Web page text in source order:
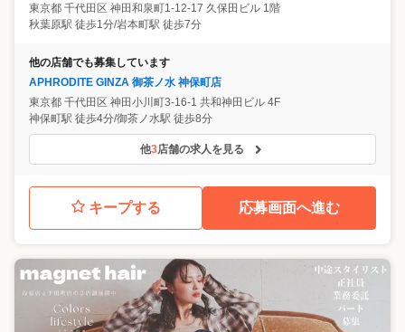
東京都 千代田区 神田和泉町1-12-17 久保田ビル 1階
秋葉原駅 徒歩1分/岩本町駅 徒歩7分
他の店舗でも募集しています
APHRODITE GINZA 御茶ノ水 神保町店
東京都 千代田区 神田小川町3-16-1 共和神田ビル 4F
神保町駅 徒歩4分/御茶ノ水駅 徒歩8分
他3店舗の求人を見る
キープする 応募画面へ進む